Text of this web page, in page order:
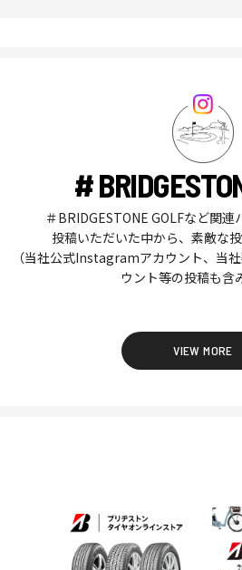
#
＃BRIDGESTONE GOLFなど関連
投稿いただいた中から、素敵な
（当社公式Instagramアカウント、当
ウント等の投稿も含
VIEW MORE